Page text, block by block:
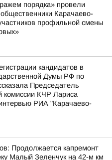
порядка» провели
Карачаево-
профильной смены
кандидатов в
Думы РФ по
Председатель
комиссии КЧР Лариса
РИА "Карачаево-
Продолжается капремонт
Малый Зеленчук на 42-м км